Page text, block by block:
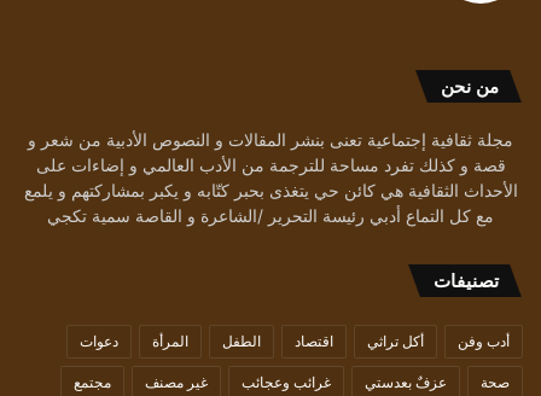
من نحن
مجلة ثقافية إجتماعية تعنى بنشر المقالات و النصوص الأدبية من شعر و
قصة و كذلك تفرد مساحة للترجمة من الأدب العالمي و إضاءات على
الأحداث الثقافية هي كائن حي يتغذى بحبر كتّابه و يكبر بمشاركتهم و يلمع
مع كل التماع أدبي رئيسة التحرير /الشاعرة و القاصة سمية تكجي
تصنيفات
أدب وفن أكل تراثي اقتصاد الطفل المرأة دعوات
صحة عزفٌ بعدستي غرائب وعجائب غير مصنف مجتمع